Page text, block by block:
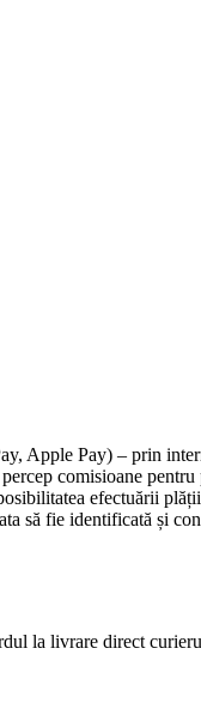
Apple Pay) – prin
comisioane
efectuării
să fie identificată și
la livrare direct